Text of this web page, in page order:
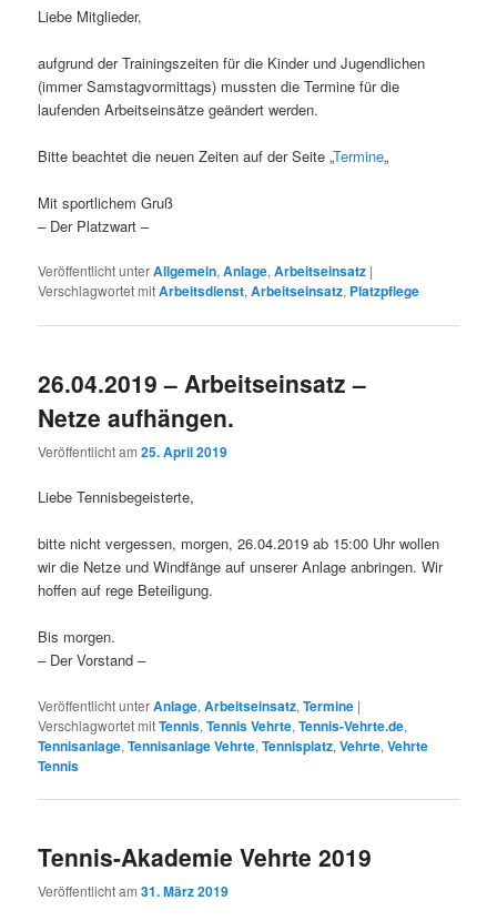
Liebe Mitglieder,
aufgrund der Trainingszeiten für die Kinder und Jugendlichen
(immer Samstagvormittags) mussten die Termine für die
laufenden Arbeitseinsätze geändert werden.
Bitte beachtet die neuen Zeiten auf der Seite „Termine„
Mit sportlichem Gruß
– Der Platzwart –
Veröffentlicht unterAllgemein,Anlage,Arbeitseinsatz |
Verschlagwortet mitArbeitsdienst,Arbeitseinsatz, Platzpflege
26.04.2019 – Arbeitseinsatz –
Netze aufhängen.
Veröffentlicht am25. April 2019
Liebe Tennisbegeisterte,
bitte nicht vergessen, morgen, 26.04.2019 ab 15:00 Uhr wollen
wir die Netze und Windfänge auf unserer Anlage anbringen. Wir
hoffen auf rege Beteiligung.
Bis morgen.
– Der Vorstand –
Veröffentlicht unterAnlage,Arbeitseinsatz,Termine |
Verschlagwortet mitTennis,Tennis Vehrte,Tennis-Vehrte.de,
Tennisanlage,Tennisanlage Vehrte,Tennisplatz,Vehrte,Vehrte
Tennis
Tennis-Akademie Vehrte 2019
Veröffentlicht am31. März 2019